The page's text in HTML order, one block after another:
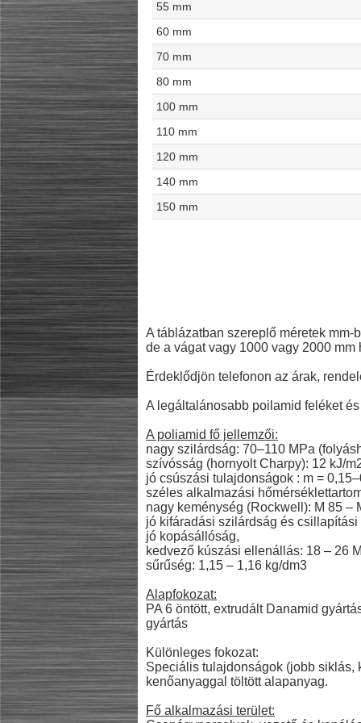
55 mm
60 mm
70 mm
80 mm
100 mm
110 mm
120 mm
140 mm
150 mm
A táblázatban szereplő méretek
de a vágat vagy 1000 vagy 2000
Érdeklődjön telefonon az árak,
A legáltalánosabb poilamid feléket
A poliamid fő jellemzői:
nagy szilárdság: 70–110 MPa
szívósság (hornyolt Charpy): 12 kJ/
jó csúszási tulajdonságok : m =
széles alkalmazási
nagy keménység (Rockwell): M 85 –
jó kifáradási szilárdság és csillapítási
jó kopásállóság,
kedvező kúszási ellenállás: 18 – 26
sűrűség: 1,15 – 1,16 kg/dm3
Alapfokozat:
PA 6 öntött, extrudált Danamid
gyártás
Különleges fokozat:
Speciális tulajdonságok (jobb siklás,
kenőanyaggal töltött alapanyag.
Fő alkalmazási terület: